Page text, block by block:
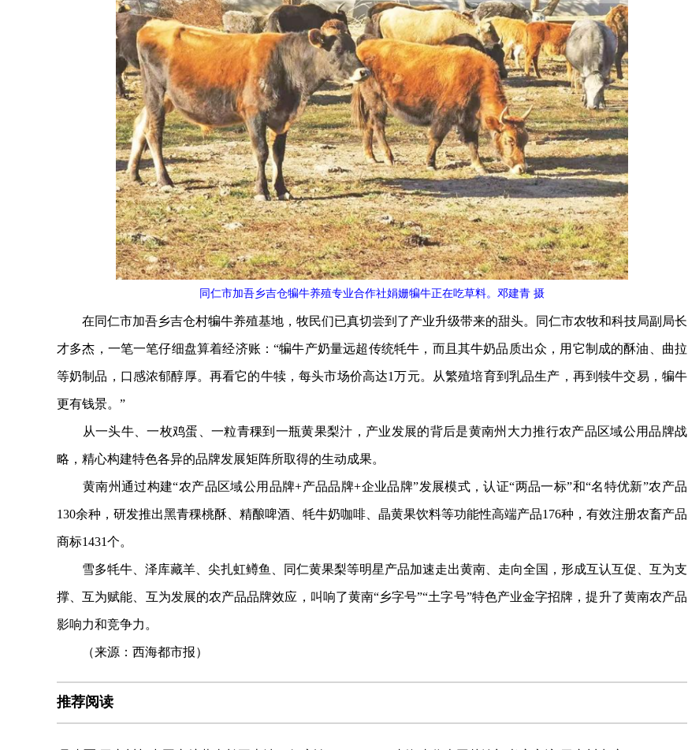
同仁市加吾乡吉仓犏牛养殖专业合作社娟姗犏牛正在吃草料。邓建青 摄
在同仁市加吾乡吉仓村犏牛养殖基地，牧民们已真切尝到了产业升级带来的甜头。同仁市农牧和科技局副局长
才多杰，一笔一笔仔细盘算着经济账：“犏牛产奶量远超传统牦牛，而且其牛奶品质出众，用它制成的酥油、曲拉
等奶制品，口感浓郁醇厚。再看它的牛犊，每头市场价高达1万元。从繁殖培育到乳品生产，再到犊牛交易，犏牛
更有钱景。”
从一头牛、一枚鸡蛋、一粒青稞到一瓶黄果梨汁，产业发展的背后是黄南州大力推行农产品区域公用品牌战
略，精心构建特色各异的品牌发展矩阵所取得的生动成果。
黄南州通过构建“农产品区域公用品牌+产品品牌+企业品牌”发展模式，认证“两品一标”和“名特优新”农产品
130余种，研发推出黑青稞桃酥、精酿啤酒、牦牛奶咖啡、晶黄果饮料等功能性高端产品176种，有效注册农畜产品
商标1431个。
雪多牦牛、泽库藏羊、尖扎虹鳟鱼、同仁黄果梨等明星产品加速走出黄南、走向全国，形成互认互促、互为支
撑、互为赋能、互为发展的农产品品牌效应，叫响了黄南“乡字号”“土字号”特色产业金字招牌，提升了黄南农产品
影响力和竞争力。
（来源：西海都市报）
推荐阅读